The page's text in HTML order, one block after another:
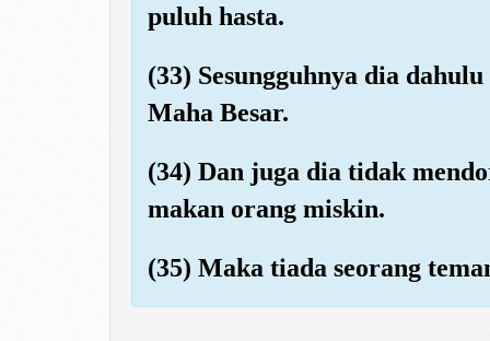
puluh hasta.
(33) Sesungguhnya dia
Maha Besar.
(34) Dan juga dia tidak
makan orang miskin.
(35) Maka tiada seorang